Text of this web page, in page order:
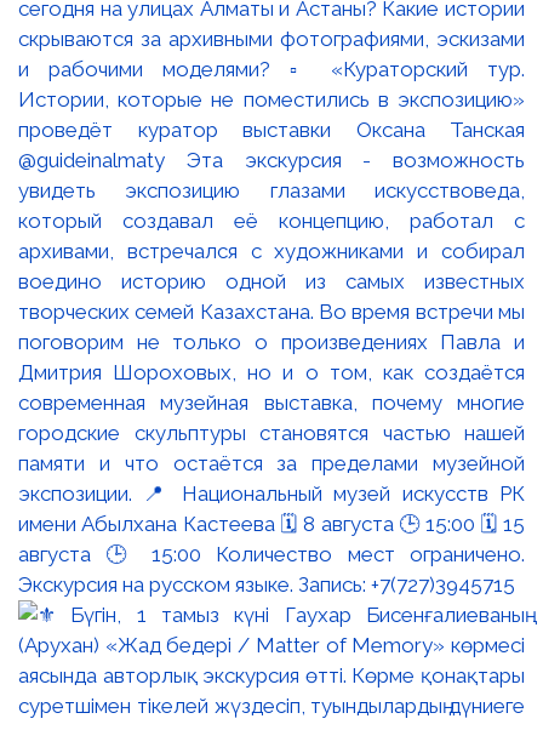
сегодня на улицах Алматы и Астаны? Какие истории
скрываются за архивными фотографиями, эскизами
и рабочими моделями? ▫️ «Кураторский тур.
Истории, которые не поместились в экспозицию»
проведёт куратор выставки Оксана Танская
@guideinalmaty Эта экскурсия - возможность
увидеть экспозицию глазами искусствоведа,
который создавал её концепцию, работал с
архивами, встречался с художниками и собирал
воедино историю одной из самых известных
творческих семей Казахстана. Во время встречи мы
поговорим не только о произведениях Павла и
Дмитрия Шороховых, но и о том, как создаётся
современная музейная выставка, почему многие
городские скульптуры становятся частью нашей
памяти и что остаётся за пределами музейной
экспозиции. 📍 Национальный музей искусств РК
имени Абылхана Кастеева 🗓 8 августа 🕒 15:00 🗓 15
августа 🕒 15:00 Количество мест ограничено.
Экскурсия на русском языке. Запись: +7(727)3945715